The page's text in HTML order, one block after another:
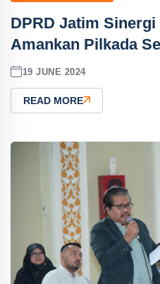
DPRD Jatim
Amankan Pilkada
19 JUNE 2024
READ MORE